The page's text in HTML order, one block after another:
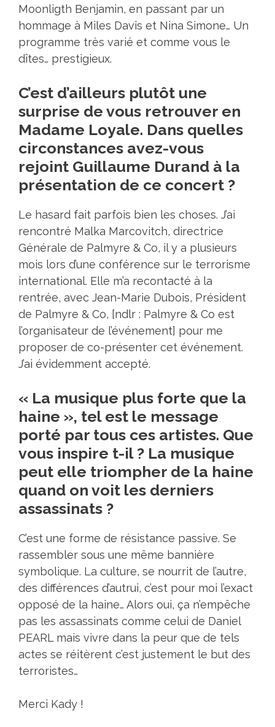
Moonligth Benjamin, en passant par un
hommage à Miles Davis et Nina Simone… Un
programme très varié et comme vous le
dîtes… prestigieux.
C’est d’ailleurs plutôt une
surprise de vous retrouver en
Madame Loyale. Dans quelles
circonstances avez-vous
rejoint Guillaume Durand à la
présentation de ce concert ?
Le hasard fait parfois bien les choses. J’ai
rencontré Malka Marcovitch, directrice
Générale de Palmyre & Co, il y a plusieurs
mois lors d’une conférence sur le terrorisme
international. Elle m’a recontacté à la
rentrée, avec Jean-Marie Dubois, Président
de Palmyre & Co, [ndlr : Palmyre & Co est
l’organisateur de l’événement] pour me
proposer de co-présenter cet événement.
J’ai évidemment accepté.
« La musique plus forte que la
haine », tel est le message
porté par tous ces artistes. Que
vous inspire t-il ? La musique
peut elle triompher de la haine
quand on voit les derniers
assassinats ?
C’est une forme de résistance passive. Se
rassembler sous une même bannière
symbolique. La culture, se nourrit de l’autre,
des différences d’autrui, c’est pour moi l’exact
opposé de la haine… Alors oui, ça n’empêche
pas les assassinats comme celui de Daniel
PEARL mais vivre dans la peur que de tels
actes se réitèrent c’est justement le but des
terroristes…
Merci Kady !